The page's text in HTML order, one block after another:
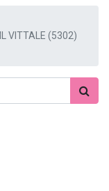
VITTALE (5302)